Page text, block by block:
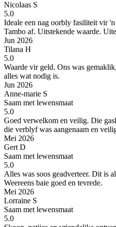
Nicolaas S
5.0
Ideale een nag oorbly fasiliteit vir
Tambo af. Uitstekende waarde.
Jun 2026
Tilana H
5.0
Waarde vir geld. Ons was
alles wat nodig is.
Jun 2026
Anne-marie S
Saam met lewensmaat
5.0
Goed verwelkom en veilig. Die
die verblyf was aangenaam en
Mei 2026
Gert D
Saam met lewensmaat
5.0
Alles was soos geadverteer. Dit is
Weereens baie goed en tevrede.
Mei 2026
Lorraine S
Saam met lewensmaat
5.0